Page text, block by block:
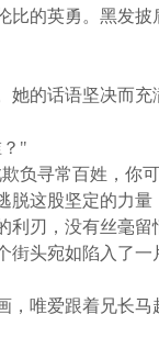
的英勇。黑发
的话语坚决而充
"
负寻常百姓，你
这股坚定的力量
刃，没有丝毫留
头宛如陷入了
，唯爱跟着兄长